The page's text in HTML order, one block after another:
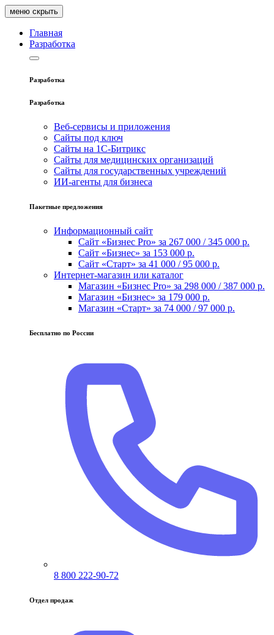
меню скрыть
Главная
Pазработка
Pазработка
Pазработка
Веб-сервисы и приложения
Сайты под ключ
Сайты на 1С-Битрикс
Сайты для медицинских организаций
Сайты для государственных учреждений
ИИ‑агенты для бизнеса
Пакетные предложения
Информационный сайт
Сайт «Бизнес Pro» за 267 000 / 345 000 р.
Сайт «Бизнес» за 153 000 р.
Сайт «Старт» за 41 000 / 95 000 р.
Интернет-магазин или каталог
Магазин «Бизнес Pro» за 298 000 / 387 000 р.
Магазин «Бизнес» за 179 000 р.
Магазин «Старт» за 74 000 / 97 000 р.
Бесплатно по России
8 800 222-90-72
Отдел продаж